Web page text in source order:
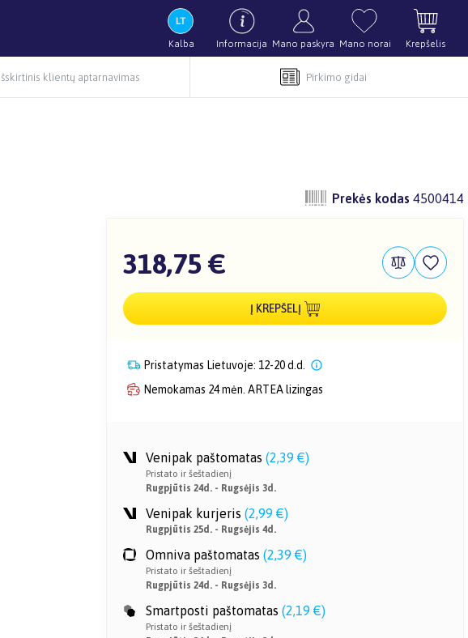
Kalba Informacija Mano paskyra Mano norai Krepšelis
Išskirtinis klientų aptarnavimas Pirkimo gidai
Prekės kodas 4500414
318,75 €
Į KREPŠELĮ
Pristatymas Lietuvoje: 12-20 d.d.
Nemokamas 24 mėn. ARTEA lizingas
Venipak paštomatas (2,39 €)
Pristato ir šeštadienį
Rugpjūtis 24d. - Rugsėjis 3d.
Venipak kurjeris (2,99 €)
Rugpjūtis 25d. - Rugsėjis 4d.
Omniva paštomatas (2,39 €)
Pristato ir šeštadienį
Rugpjūtis 24d. - Rugsėjis 3d.
Smartposti paštomatas (2,19 €)
Pristato ir šeštadienį